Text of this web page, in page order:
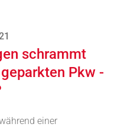
schrammt
Pkw -
einer